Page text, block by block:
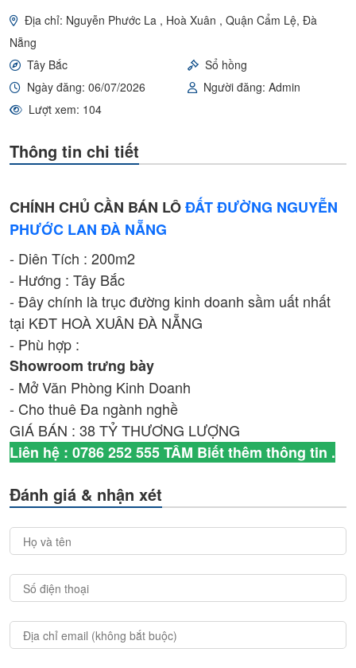
Địa chỉ: Nguyễn Phước La , Hoà Xuân , Quận Cẩm Lệ, Đà
Nẵng
Tây Bắc
Sổ hồng
Ngày đăng: 06/07/2026
Người đăng: Admin
Lượt xem: 104
Thông tin chi tiết
CHÍNH CHỦ CẦN BÁN LÔĐẤT ĐƯỜNG NGUYỄN
PHƯỚC LAN ĐÀ NẴNG
- Diên Tích : 200m2
- Hướng : Tây Bắc
- Đây chính là trục đường kinh doanh sầm uất nhất
tại KĐT HOÀ XUÂN ĐÀ NẴNG
- Phù hợp :
Showroom trưng bày
- Mở Văn Phòng Kinh Doanh
- Cho thuê Đa ngành nghề
GIÁ BÁN : 38 TỶ THƯƠNG LƯỢNG
Liên hệ : 0786 252 555 TÂM Biết thêm thông tin .
Đánh giá & nhận xét